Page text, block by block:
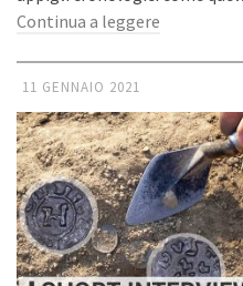
Continua a leggere
11 GENNAIO 2021